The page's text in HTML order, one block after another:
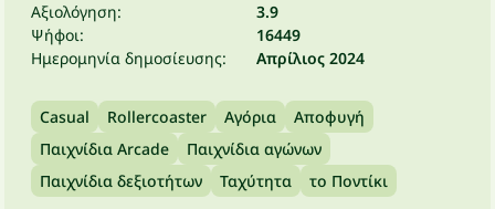
Αξιολόγηση:
3.9
Ψήφοι:
16449
Ημερομηνία δημοσίευσης:
Απρίλιος 2024
Casual Rollercoaster Αγόρια
Αποφυγή
Παιχνίδια Arcade
Παιχνίδια αγώνων
Παιχνίδια δεξιοτήτων
Ταχύτητα το Ποντίκι